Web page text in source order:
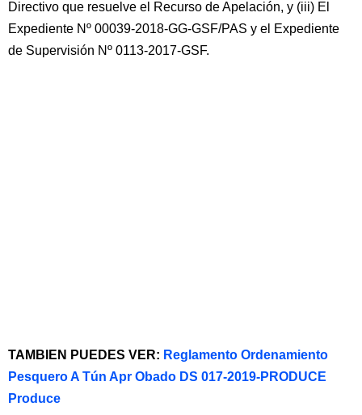
Directivo que resuelve el Recurso de Apelación, y (iii) El
Expediente Nº 00039-2018-GG-GSF/PAS y el Expediente
de Supervisión Nº 0113-2017-GSF.
TAMBIEN PUEDES VER: Reglamento Ordenamiento
Pesquero A Tún Apr Obado DS 017-2019-PRODUCE
Produce